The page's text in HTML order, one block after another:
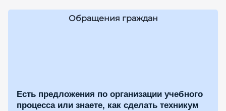
Обращения граждан
Есть предложения по организации учебного
процесса или знаете, как сделать техникум